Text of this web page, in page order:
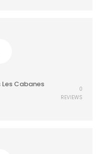
Les Cabanes
0
REVIEWS